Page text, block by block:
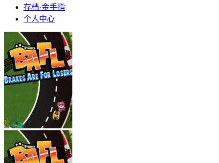
存档·金手指
个人中心